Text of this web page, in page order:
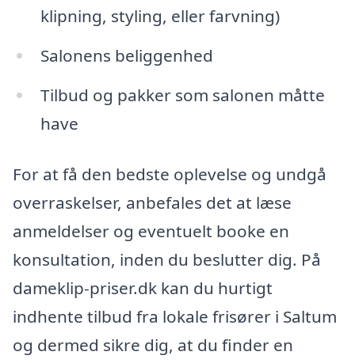
klipning, styling, eller farvning)
Salonens beliggenhed
Tilbud og pakker som salonen måtte
have
For at få den bedste oplevelse og undgå
overraskelser, anbefales det at læse
anmeldelser og eventuelt booke en
konsultation, inden du beslutter dig. På
dameklip-priser.dk kan du hurtigt
indhente tilbud fra lokale frisører i Saltum
og dermed sikre dig, at du finder en